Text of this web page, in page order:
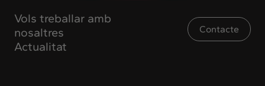
Vols treballar amb
nosaltres
Actualitat
Contacte